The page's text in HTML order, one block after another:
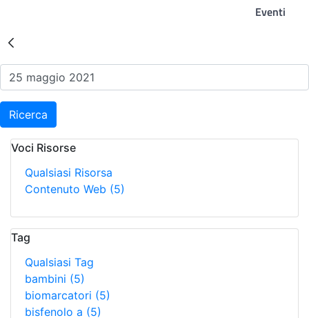
Eventi
Risultati della Ricerca -
Ricerca
Voci Risorse
Qualsiasi Risorsa
Contenuto Web (5)
Tag
Qualsiasi Tag
bambini (5)
biomarcatori (5)
bisfenolo a (5)